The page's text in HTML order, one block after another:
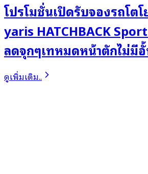
โปรโมชั่นเปิดรับจองรถโต
yaris HATCHBACK
ลดจุกๆเทหมดหน้าตักไม่มี
ดูเพิ่มเติม..